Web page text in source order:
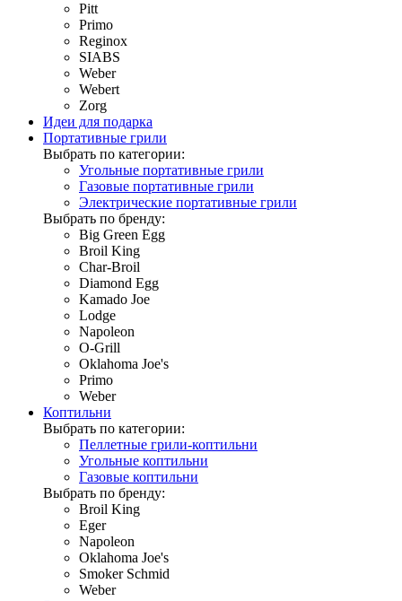
Pitt
Primo
Reginox
SIABS
Weber
Webert
Zorg
Идеи для подарка
Портативные грили
Выбрать по категории:
Угольные портативные грили
Газовые портативные грили
Электрические портативные грили
Выбрать по бренду:
Big Green Egg
Broil King
Char-Broil
Diamond Egg
Kamado Joe
Lodge
Napoleon
O-Grill
Oklahoma Joe's
Primo
Weber
Коптильни
Выбрать по категории:
Пеллетные грили-коптильни
Угольные коптильни
Газовые коптильни
Выбрать по бренду:
Broil King
Eger
Napoleon
Oklahoma Joe's
Smoker Schmid
Weber